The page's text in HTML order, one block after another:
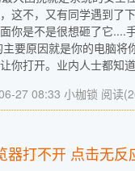
这不，又有同学遇到了
你是不是很想砸了它....
要原因就是你的电脑将
你打开。业内人士都知
27 08:33 小枷锁 阅读
器打不开 点击无反